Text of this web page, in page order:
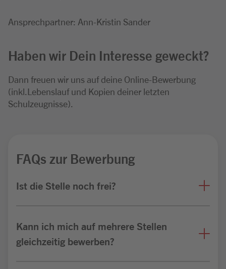
Ansprechpartner: Ann-Kristin Sander
Haben wir Dein Interesse geweckt?
Dann freuen wir uns auf deine Online-Bewerbung
(inkl.Lebenslauf und Kopien deiner letzten
Schulzeugnisse).
FAQs zur Bewerbung
Ist die Stelle noch frei?
Kann ich mich auf mehrere Stellen
gleichzeitig bewerben?